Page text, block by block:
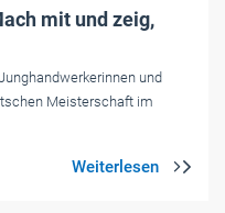
mit und zeig,
und
Meisterschaft im